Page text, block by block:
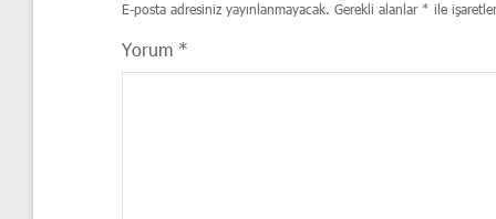
E-posta adresiniz yayınlanmayacak. Gerekli alanlar * ile
Yorum *